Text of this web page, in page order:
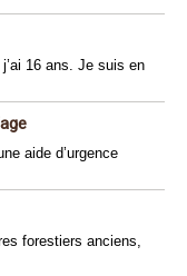
16 ans. Je suis en
aide d’urgence
forestiers anciens,